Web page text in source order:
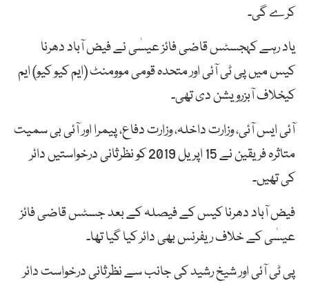
کرے گی۔
یاد رہے کہجسٹس قاضی فائز عیسٰی نے فیض آباد دھرنا
کیس میں پی ٹی آئی اور متحدہ قومی موومنٹ (ایم کیو کیو) ایم
کیخلاف آبزرویشن دی تھی۔
آئی ایس آئی، وزارت داخلہ، وزارت دفاع، پیمرا اور آئی بی سمیت
متاثرہ فریقین نے 15 اپریل 2019 کو نظرثانی درخواستیں دائر
کی تھیں۔
فیض آباد دھرنا کیس کے فیصلہ کے بعد جسٹس قاضی فائز
عیسٰی کے خلاف ریفرنس بھی دائر کیا گیا تھا۔
پی ٹی آئی اور شیخ رشید کی جانب سے نظرثانی درخواست دائر